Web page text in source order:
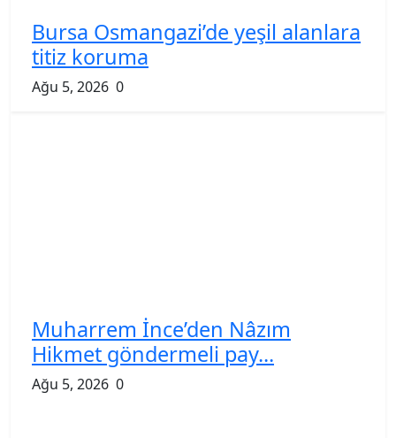
Bursa Osmangazi’de yeşil alanlara
titiz koruma
Ağu 5, 2026 0
Muharrem İnce’den Nâzım
Hikmet göndermeli pay...
Ağu 5, 2026 0